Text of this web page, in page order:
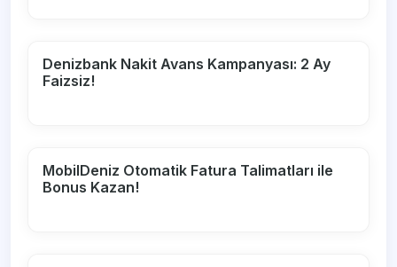
Denizbank Nakit Avans Kampanyası: 2 Ay
Faizsiz!
MobilDeniz Otomatik Fatura Talimatları ile
Bonus Kazan!